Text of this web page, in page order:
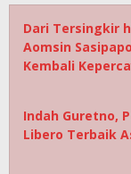
Dari Tersingkir
Aomsin
Kembali
Indah Guretno,
Libero Terbaik